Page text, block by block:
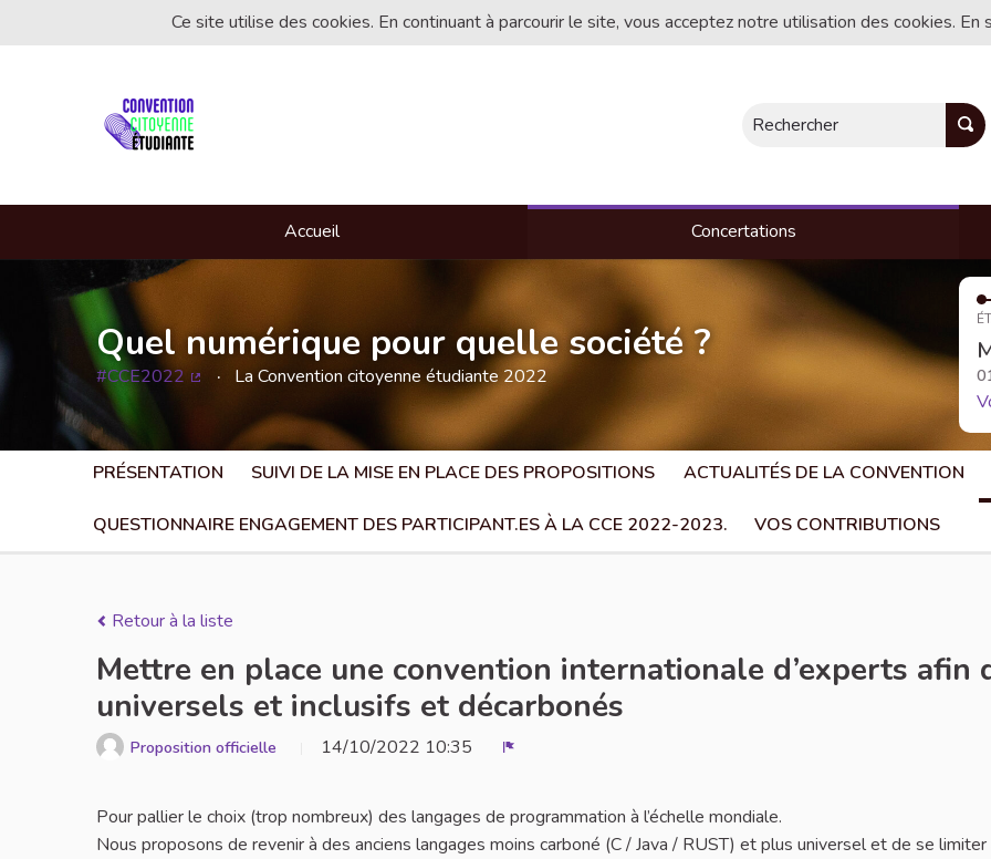
Ce site utilise des cookies. En continuant à parcourir le site, vous acceptez notre utilisation des cookies.
Rechercher
Accueil Concertations
Quel numérique pour quelle société ?
#CCE2022 La Convention citoyenne étudiante 2022
PRÉSENTATION SUIVI DE LA MISE EN PLACE DES PROPOSITIONS ACTUALITÉS DE LA CONVENTION
QUESTIONNAIRE ENGAGEMENT DES PARTICIPANT.ES À LA CCE 2022-2023. VOS CONTRIBUTIONS
Retour à la liste
Mettre en place une convention internationale d’experts afin
universels et inclusifs et décarbonés
Proposition officielle 14/10/2022 10:35
Pour pallier le choix (trop nombreux) des langages de programmation à l’échelle mondiale.
Nous proposons de revenir à des anciens langages moins carboné (C / Java / RUST) et plus universel et de se limiter